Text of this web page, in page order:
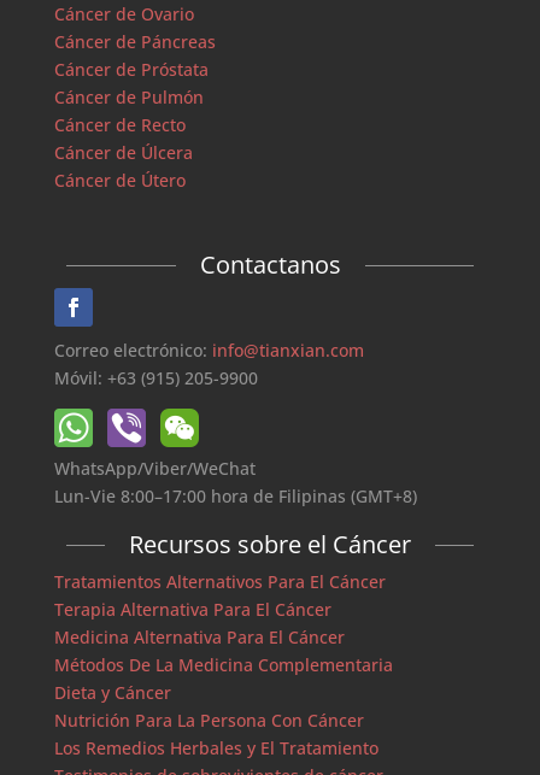
Cáncer de Ovario
Cáncer de Páncreas
Cáncer de Próstata
Cáncer de Pulmón
Cáncer de Recto
Cáncer de Úlcera
Cáncer de Útero
Contactanos
Correo electrónico: info@tianxian.com
Móvil: +63 (915) 205-9900
WhatsApp/Viber/WeChat
Lun-Vie 8:00–17:00 hora de Filipinas (GMT+8)
Recursos sobre el Cáncer
Tratamientos Alternativos Para El Cáncer
Terapia Alternativa Para El Cáncer
Medicina Alternativa Para El Cáncer
Métodos De La Medicina Complementaria
Dieta y Cáncer
Nutrición Para La Persona Con Cáncer
Los Remedios Herbales y El Tratamiento